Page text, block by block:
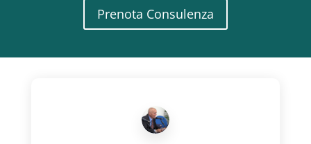
Prenota Consulenza